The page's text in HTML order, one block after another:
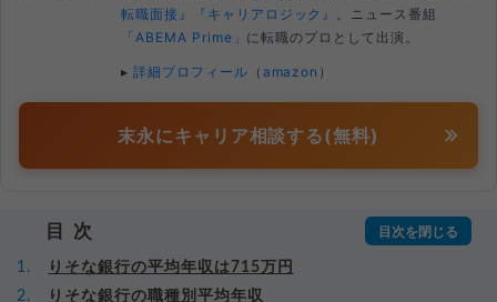
転職面接』
『キャリアロジック』
。ニュース番組
「ABEMA Prime」 に転職のプロとして出演。
▸ 詳細プロフィール （ amazon ）
末永にキャリア相談する(無料)
目次
りそな銀行の平均年収は715万円
りそな銀行の職種別平均年収